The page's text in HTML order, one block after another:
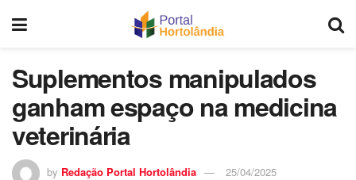
Suplementos manipulados
ganham espaço na medicina
veterinária
by Redação Portal Hortolândia 25/04/2025